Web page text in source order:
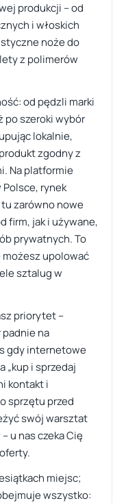
produkcji – od
i włoskich
noże do
z polimerów
od pędzli marki
po szeroki wybór
lokalnie,
zgodny z
Na platformie
Polsce, rynek
zarówno nowe
firm, jak i używane,
prywatnych. To
możesz upolować
sztalug w
priorytet –
na
gdy internetowe
„kup i sprzedaj
kontakt i
sprzętu przed
swój warsztat
u nas czeka Cię
miejsc;
wszystko: